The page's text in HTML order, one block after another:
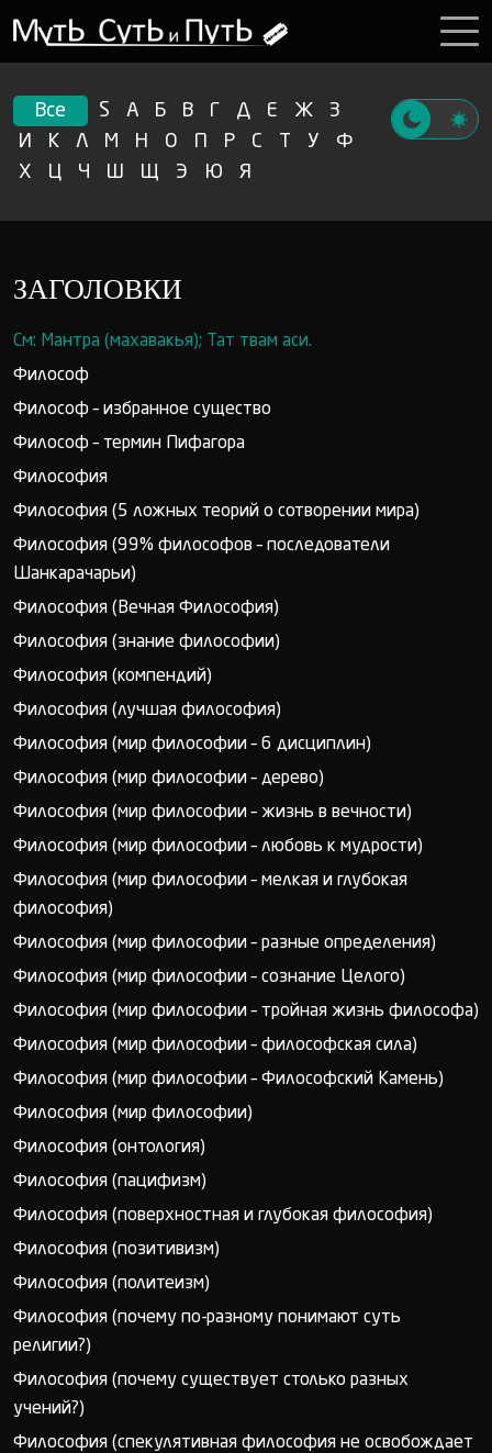
Все S А Б В Г Д Е Ж
З
И
К Л М Н О П Р С Т У
Ф
Х
Ц Ч Ш Щ Э Ю Я
ЗАГОЛОВКИ
См: Мантра (махавакья); Тат твам аси.
Философ
Философ – избранное существо
Философ – термин Пифагора
Философия
Философия (5 ложных теорий о сотворении мира)
Философия (99% философов – последователи
Шанкарачарьи)
Философия (Вечная Философия)
Философия (знание философии)
Философия (компендий)
Философия (лучшая философия)
Философия (мир философии – 6 дисциплин)
Философия (мир философии – дерево)
Философия (мир философии – жизнь в вечности)
Философия (мир философии – любовь к мудрости)
Философия (мир философии – мелкая и глубокая
философия)
Философия (мир философии – разные определения)
Философия (мир философии – сознание Целого)
Философия (мир философии – тройная жизнь философа)
Философия (мир философии – философская сила)
Философия (мир философии – Философский Камень)
Философия (мир философии)
Философия (онтология)
Философия (пацифизм)
Философия (поверхностная и глубокая философия)
Философия (позитивизм)
Философия (политеизм)
Философия (почему по-разному понимают суть
религии?)
Философия (почему существует столько разных
учений?)
Философия (спекулятивная философия не освобождает